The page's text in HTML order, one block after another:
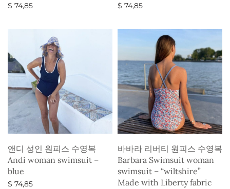
$ 74,85
$ 74,85
앤디 성인 원피스 수영복
Andi woman swimsuit –
blue
$ 74,85
바바라 리버티 원피스 수영복
Barbara Swimsuit woman
swimsuit – “wiltshire”
Made with Liberty fabric